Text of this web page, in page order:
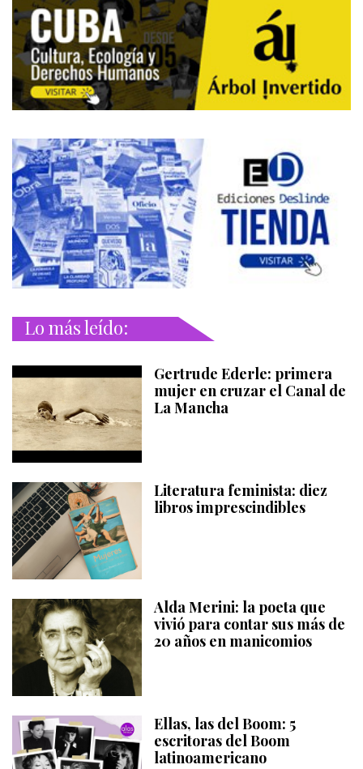
Lo más leído:
Gertrude Ederle: primera
mujer en cruzar el Canal de
La Mancha
Literatura feminista: diez
libros imprescindibles
Alda Merini: la poeta que
vivió para contar sus más de
20 años en manicomios
Ellas, las del Boom: 5
escritoras del Boom
latinoamericano